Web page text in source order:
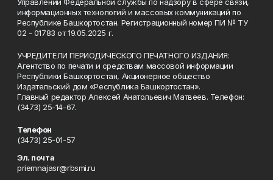
информационных технологий и массовых коммуникаций по
Республике Башкортостан. Регистрационный номер ПИ № ТУ
02 - 01783 от 19.05.2025 г.
УЧРЕДИТЕЛИ ПЕРИОДИЧЕСКОГО ПЕЧАТНОГО ИЗДАНИЯ:
Агентство по печати и средствам массовой информации
Республики Башкортостан, Акционерное общество
Издательский дом «Республика Башкортостан».
Главный редактор Алексей Анатольевич Матвеев. Телефон:
(3473) 25-14-67.
Телефон
(3473) 25-01-57
Эл. почта
priemnajasr@rbsmi.ru